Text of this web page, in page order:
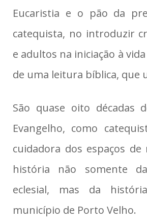
Eucaristia e o pão da
catequista, no introduzir
e adultos na iniciação à
de uma leitura bíblica, que
São quase oito décadas
Evangelho, como
cuidadora dos espaços
história não somente
eclesial, mas da
município de Porto Velho.